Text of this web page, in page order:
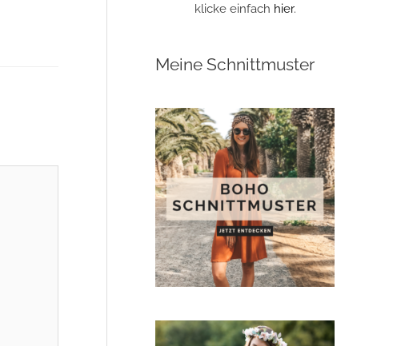
klicke einfach hier.
Meine Schnittmuster